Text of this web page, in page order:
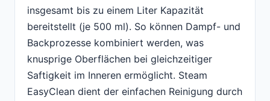
insgesamt bis zu einem Liter Kapazität
bereitstellt (je 500 ml). So können Dampf- und
Backprozesse kombiniert werden, was
knusprige Oberflächen bei gleichzeitiger
Saftigkeit im Inneren ermöglicht. Steam
EasyClean dient der einfachen Reinigung durch